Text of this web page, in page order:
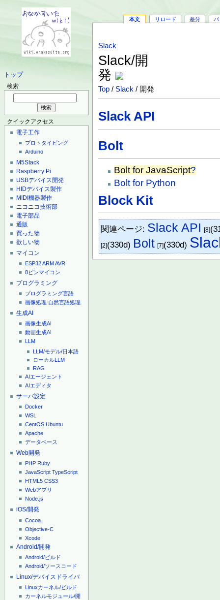
トップ
検索
クイックアクセス
電子工作
プロトタイピング
Arduino
M5Stack
Raspberry Pi
USBデバイス開発
HIDデバイス製作
MIDI機器製作
ニコニコ技術部
電子部品
通販
買った物
欲しい物
マイコン
ESP32ARMAVR
8ピンマイコン
プログラミング
プログラミング言語
画像処理 自然言語処理
生成AI
画像生成AI
動画生成AI
LLM
LLM/モデル/日本語
ローカルLLM
RAG
AIエージェント
AIエディタ
サーバ設定
Docker
WSL
CentOS Ubuntu
Apache
データベース
Web開発
PHP Ruby
JavaScript TypeScript
HTML5 CSS3
Webアプリ
Node.js
iOS/開発
Cocoa
Objective-C
Xcode
Android/開発
Android/ビルド
Android/ソースコード
Linux/デバイスドライバ
Linuxカーネル/ビルド
カーネルモジュール/開
本文 リロード 差分 バ
Slack
Slack/開
発
Top / Slack / 開発
Slack API
Bolt
Bolt for JavaScript?
Bolt for Python
Block Kit
関連ページ: Slack API [8]
[2](330d) Bolt [7](330d)